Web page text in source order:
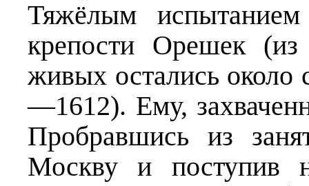
Тяжёлым
крепости Орешек (из
живых остались около
—1612). Ему,
Пробравшись из
Москву и поступив